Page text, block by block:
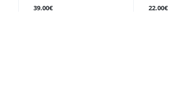
39.00€ 22.00€